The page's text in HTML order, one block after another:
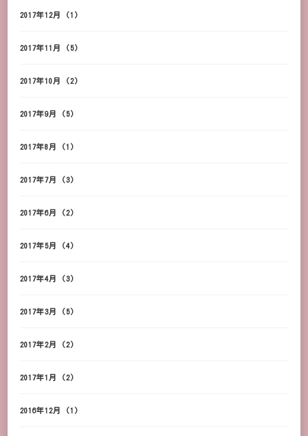
2017年12月 (1)
2017年11月 (5)
2017年10月 (2)
2017年9月 (5)
2017年8月 (1)
2017年7月 (3)
2017年6月 (2)
2017年5月 (4)
2017年4月 (3)
2017年3月 (5)
2017年2月 (2)
2017年1月 (2)
2016年12月 (1)